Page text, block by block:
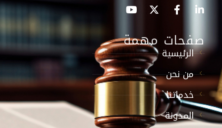
صفحات مهمة
الرئيسية
من نحن
خدماتنا
المدونة